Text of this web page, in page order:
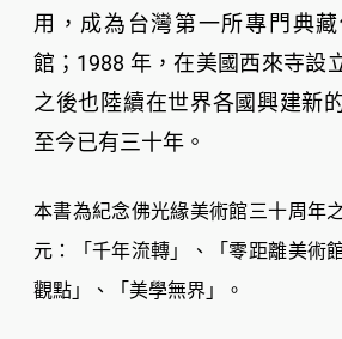
用，成為台灣第一所專門典
館； 1988 年，在美國西來寺設
之後也陸續在世界各國興建新
至今已有三十年。
本書為紀念佛光緣美術館三十周年
元：「千年流轉」、「零距離美術
觀點」、「美學無界」。